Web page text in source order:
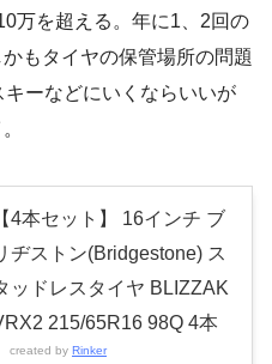
万を超える。年に1、2回の
もタイヤの保管場所の問題
ーなどにいくならいいが
【4本セット】 16インチ ブ
ヂストン(Bridgestone) ス
ッドレスタイヤ BLIZZAK
215/65R16 98Q 4本
created by Rinker